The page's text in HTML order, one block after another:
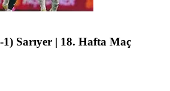
Sarıyer | 18. Hafta Maç